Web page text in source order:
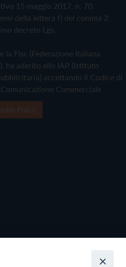
15 maggio 2017, n. 70.
della lettera f) del comma 2
decreto Lgs.
la Fisc (Federazione Italiana
ha aderito allo IAP (Istituto
accettando il Codice di
Commerciale